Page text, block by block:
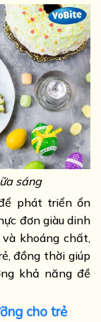
sáng
phát triển ổn
đơn giàu dinh
khoáng chất,
đồng thời giúp
khả năng đề
cho trẻ